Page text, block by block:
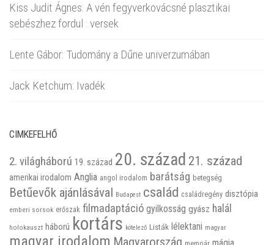
Kiss Judit Ágnes: A vén fegyverkovácsné plasztikai
sebészhez fordul : versek
Lente Gábor: Tudomány a Dűne univerzumában
Jack Ketchum: Ivadék
CIMKEFELHŐ
2. világháború 19. század 20. század 21. század
amerikai irodalom Anglia angol irodalom barátság betegség
Betűevők ajánlásával Budapest család családregény disztópia
emberi sorsok erőszak filmadaptáció gyilkosság gyász halál
holokauszt háború kortárs kötelező Listák lélektani magyar
magyar irodalom Magyarország